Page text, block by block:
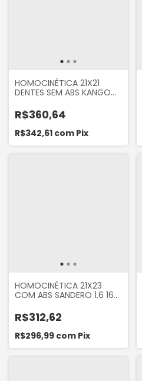
HOMOCINÉTICA 21X21
DENTES SEM ABS KANGOO
2000... MEGANE 1.6 2007...
TWINGO 1.2
R$360,64
R$342,61 com Pix
HOMOCINÉTICA 21X23
COM ABS SANDERO 1.6 16V
2007 A 2013
R$312,62
R$296,99 com Pix